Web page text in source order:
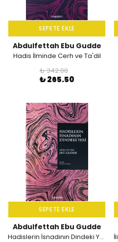
SEPETE EKLE
Abdulfettah Ebu Gudde
Hadis İlminde Cerh ve Ta'dil
₺ 342.00
₺ 265.50
SEPETE EKLE
Abdulfettah Ebu Gudde
Hadislerin İsnadının Dindeki Yeri